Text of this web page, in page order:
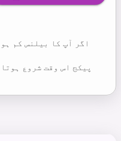
اگر آپ کا بیلنس کم
پیکج اس وقت شروع